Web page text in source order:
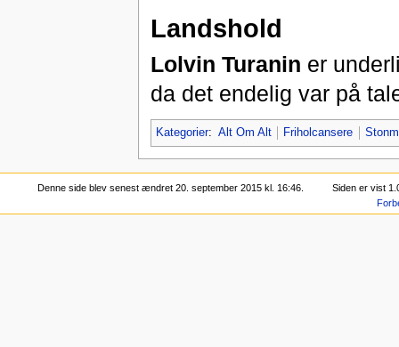
Landshold
Lolvin Turanin er
da det endelig var på
Kategorier: Alt Om Alt Friholcansere
Denne side blev senest ændret 20. september 2015 kl. 16:46.
Siden er vist